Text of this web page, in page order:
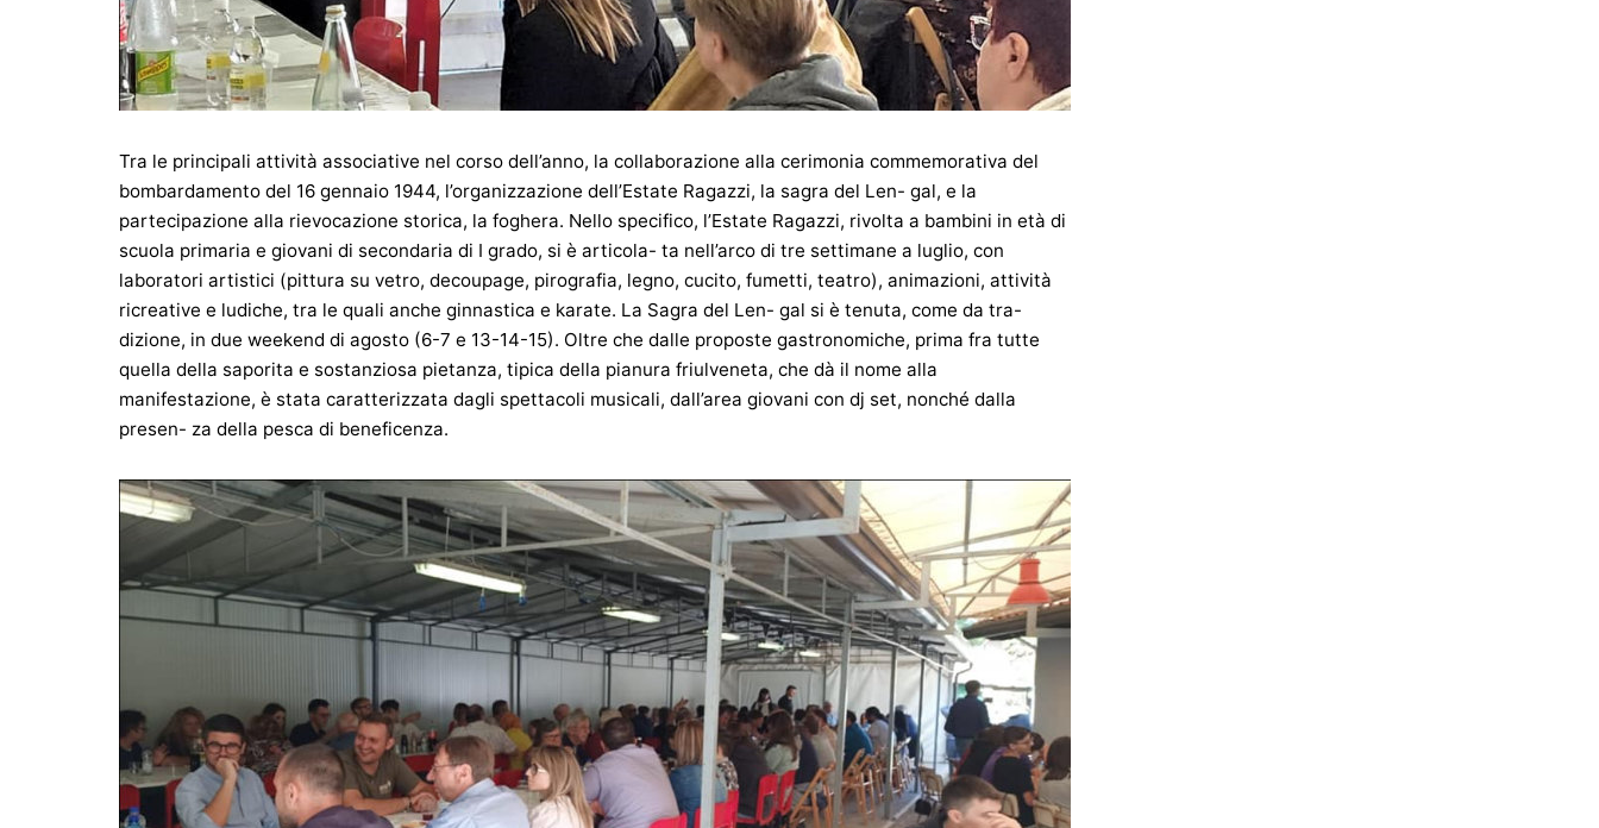
Tra le principali attività associative nel corso dell’anno, la collaborazione alla cerimonia commemorativa del
bombardamento del 16 gennaio 1944, l’organizzazione dell’Estate Ragazzi, la sagra del Len- gal, e la
partecipazione alla rievocazione storica, la foghera. Nello specifico, l’Estate Ragazzi, rivolta a bambini in età di
scuola primaria e giovani di secondaria di I grado, si è articola- ta nell’arco di tre settimane a luglio, con
laboratori artistici (pittura su vetro, decoupage, pirografia, legno, cucito, fumetti, teatro), animazioni, attività
ricreative e ludiche, tra le quali anche ginnastica e karate. La Sagra del Len- gal si è tenuta, come da tra-
dizione, in due weekend di agosto (6-7 e 13-14-15). Oltre che dalle proposte gastronomiche, prima fra tutte
quella della saporita e sostanziosa pietanza, tipica della pianura friulveneta, che dà il nome alla
manifestazione, è stata caratterizzata dagli spettacoli musicali, dall’area giovani con dj set, nonché dalla
presen- za della pesca di beneficenza.